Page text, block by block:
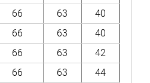
66 63
40
66 63
40
66 63
42
66 63 44